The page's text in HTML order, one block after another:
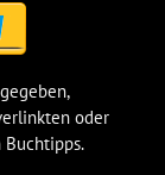
oder